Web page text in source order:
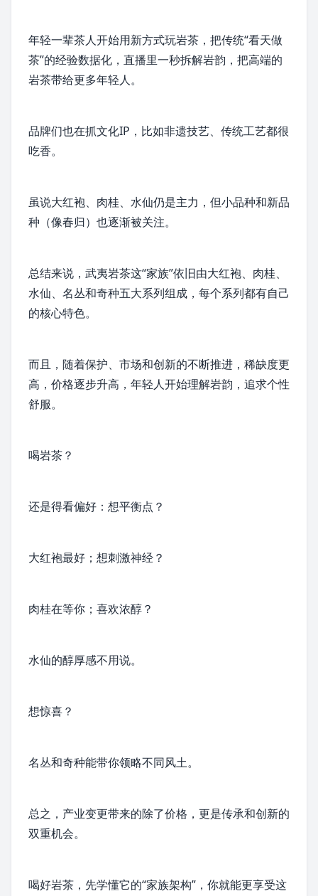
年轻一辈茶人开始用新方式玩岩茶，把传统“看天做
茶”的经验数据化，直播里一秒拆解岩韵 ，把高端的
岩茶带给更多年轻人。
品牌们也在抓文化IP，比如非遗技艺、传统工艺都很
吃香。
虽说大红袍、肉桂、水仙仍是主力，但小品种和新品
种（像春归）也逐渐被关注。
总结来说，武夷岩茶这“家族”依旧由大红袍、肉桂、
水仙、名丛和奇种五大系列组成，每个系列都有自己
的核心特色。
而且，随着保护、市场和创新的不断推进，稀缺度更
高，价格逐步升高，年轻人开始理解岩韵，追求个性
舒服。
喝岩茶？
还是得看偏好：想平衡点？
大红袍最好；想刺激神经？
肉桂在等你；喜欢浓醇？
水仙的醇厚感不用说。
想惊喜？
名丛和奇种能带你领略不同风土。
总之，产业变更带来的除了价格，更是传承和创新的
双重机会。
喝好岩茶，先学懂它的“家族架构”，你就能更享受这